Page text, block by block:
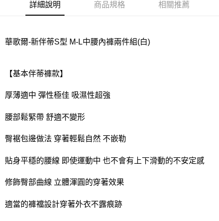
每筆NT$80，滿NT$1,000(含以上)免運費
詳細說明 商品規格 相關推薦
華歌爾-新伴蒂S型 M-L中腰內褲兩件組(白)
【基本伴蒂褲款】
厚薄適中 彈性極佳 吸濕性超強
腰部鬆緊帶 舒適不變形
臀裾包邊做法 穿著輕鬆自然 不嵌勒
貼身平穩的腰線 即使運動中 也不會有上下滑動的不安定感
修飾臀部曲線 立體渾圓的穿著效果
適當的褲襠設計穿著外衣不露痕跡